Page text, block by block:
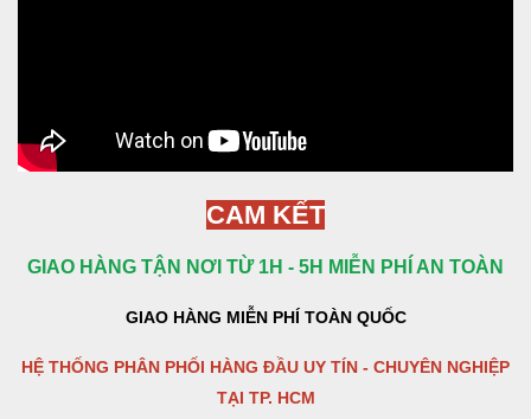
CAM KẾT
GIAO HÀNG TẬN NƠI TỪ 1H - 5H MIỄN PHÍ AN TOÀN
GIAO HÀNG MIỄN PHÍ TOÀN QUỐC
HỆ THỐNG PHÂN PHỐI HÀNG ĐẦU UY TÍN - CHUYÊN NGHIỆP
TẠI TP. HCM